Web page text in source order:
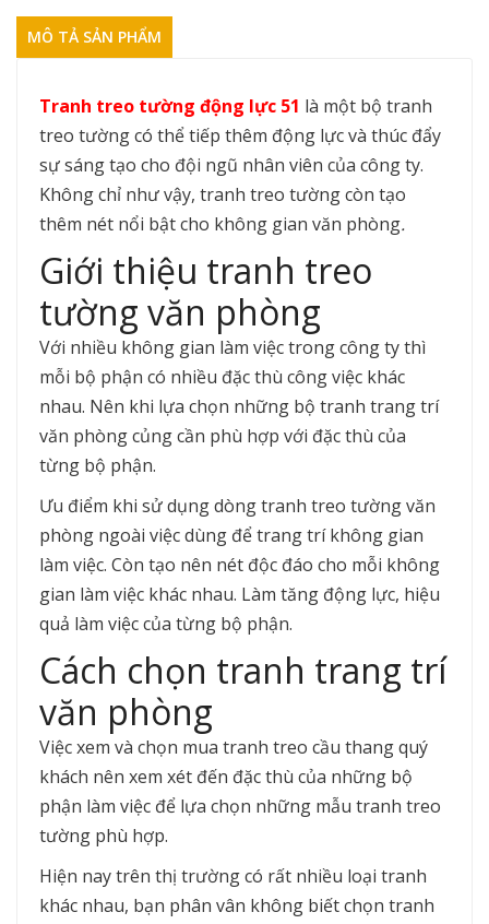
MÔ TẢ SẢN PHẨM
Tranh treo tường động lực 51 là một bộ tranh
treo tường có thể tiếp thêm động lực và thúc đẩy
sự sáng tạo cho đội ngũ nhân viên của công ty.
Không chỉ như vậy, tranh treo tường còn tạo
thêm nét nổi bật cho không gian văn phòng.
Giới thiệu tranh treo
tường văn phòng
Với nhiều không gian làm việc trong công ty thì
mỗi bộ phận có nhiều đặc thù công việc khác
nhau. Nên khi lựa chọn những bộ tranh trang trí
văn phòng củng cần phù hợp với đặc thù của
từng bộ phận.
Ưu điểm khi sử dụng dòng tranh treo tường văn
phòng ngoài việc dùng để trang trí không gian
làm việc. Còn tạo nên nét độc đáo cho mỗi không
gian làm việc khác nhau. Làm tăng động lực, hiệu
quả làm việc của từng bộ phận.
Cách chọn tranh trang trí
văn phòng
Việc xem và chọn mua tranh treo cầu thang quý
khách nên xem xét đến đặc thù của những bộ
phận làm việc để lựa chọn những mẫu tranh treo
tường phù hợp.
Hiện nay trên thị trường có rất nhiều loại tranh
khác nhau, bạn phân vân không biết chọn tranh